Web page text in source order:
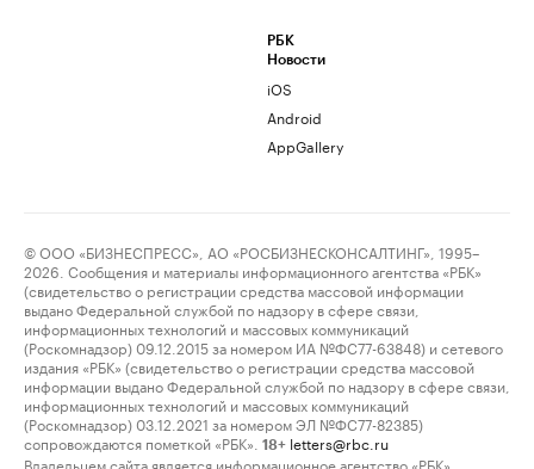
РБК
Новости
iOS
Android
AppGallery
© ООО «БИЗНЕСПРЕСС», АО «РОСБИЗНЕСКОНСАЛТИНГ», 1995–
2026. Сообщения и материалы информационного агентства «РБК»
(свидетельство о регистрации средства массовой информации
выдано Федеральной службой по надзору в сфере связи,
информационных технологий и массовых коммуникаций
(Роскомнадзор) 09.12.2015 за номером ИА №ФС77-63848) и сетевого
издания «РБК» (свидетельство о регистрации средства массовой
информации выдано Федеральной службой по надзору в сфере связи,
информационных технологий и массовых коммуникаций
(Роскомнадзор) 03.12.2021 за номером ЭЛ №ФС77-82385)
сопровождаются пометкой «РБК».
18+ letters@rbc.ru
Владельцем сайта является информационное агентство «РБК».